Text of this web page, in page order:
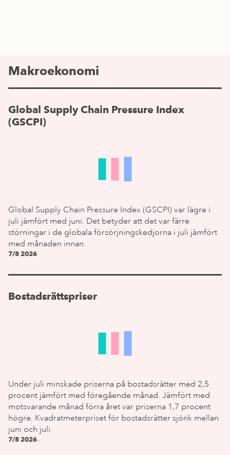
Makroekonomi
Global Supply Chain Pressure Index
(GSCPI)
Global Supply Chain Pressure Index (GSCPI) var lägre i
juli jämfört med juni. Det betyder att det var färre
störningar i de globala försörjningskedjorna i juli jämfört
med månaden innan.
7/8 2026
Bostadsrättspriser
Under juli minskade priserna på bostadsrätter med 2,5
procent jämfört med föregående månad. Jämfört med
motsvarande månad förra året var priserna 1,7 procent
högre. Kvadratmeterpriset för bostadsrätter sjönk mellan
juni och juli.
7/8 2026